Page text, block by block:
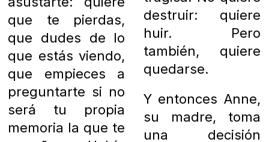
que te pierdas,
que dudes de lo
que estás viendo,
que empieces a
preguntarte si no
será tu propia
memoria la que te
destruir: quiere
huir. Pero
también, quiere
quedarse.
Y entonces Anne,
su madre, toma
una decisión